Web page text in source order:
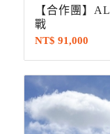
【合作團】
戰
NT$ 91,000